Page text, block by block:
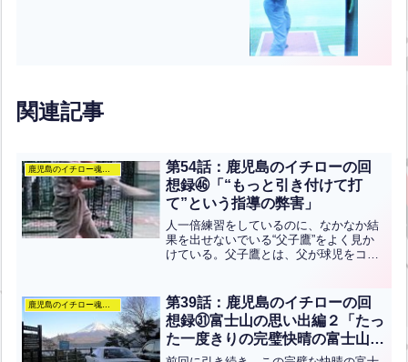
関連記事
鹿児島のイチロー魂のぶろぐ
第54話：鹿児島のイチローの回
想録㊻「“もっと引き付けて打
て”という指導の弊害」
人一倍練習をしているのに、なかなか結
果を出せないでいる“父子鷹”をよく見か
けている。父子鷹とは、父が球児をコー
になるケースは頼まれなくても私の方か
ら口を出している。元四...全文はクリッ
ク
鹿児島のイチロー魂のぶろぐ
第39話：鹿児島のイチローの回
想録㉛富士山の思い出編２「たっ
た一度きりの完璧快晴の富士山を
表紙に」